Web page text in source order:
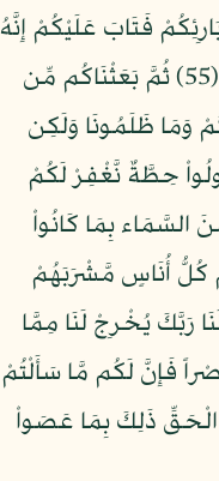
فَتَابَ عَلَيْكُمْ إِنَّهُ
هُوَ التَّوَّابُ الرَّحِيمُ (54) وَإِذْ قُلْتُمْ يَا مُوسَى لَن نُّؤْمِنَ لَكَ حَتَّى نَرَى اللَّهَ جَهْرَةً فَأَخَذَتْكُمُ الصَّاعِقَةُ وَأَنتُمْ تَنظُرُونَ (55) ثُمَّ بَعَثْنَاكُم مِّن
وَمَا ظَلَمُونَا وَلَكِن
وَقُولُواْ حِطَّةٌ نَّغْفِرْ لَكُمْ
مِّنَ السَّمَاء بِمَا كَانُواْ
كُلُّ أُنَاسٍ مَّشْرَبَهُمْ
وَاحِدٍ فَادْعُ لَنَا رَبَّكَ يُخْرِجْ لَنَا مِمَّا
فَإِنَّ لَكُم مَّا سَأَلْتُمْ
الْحَقِّ ذَلِكَ بِمَا عَصَواْ